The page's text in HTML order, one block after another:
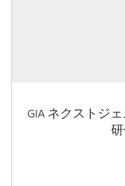
GIA ネクストジ